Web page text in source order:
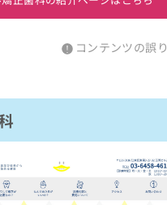
コンテンツの誤